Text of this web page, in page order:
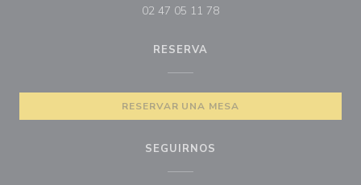
02 47 05 11 78
RESERVA
RESERVAR UNA MESA
SEGUIRNOS